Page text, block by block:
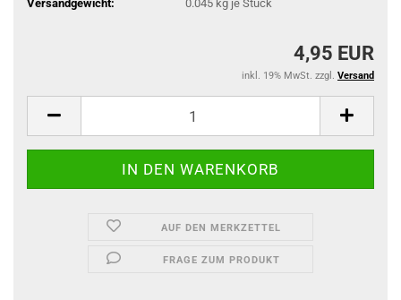
Versandgewicht:
0.045kg je Stück
4,95 EUR
inkl. 19% MwSt. zzgl. Versand
AUF DEN MERKZETTEL
FRAGE ZUM PRODUKT